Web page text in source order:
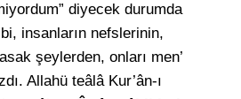
diyecek durumda
insanların nefslerinin,
şeylerden, onları men’
Allahü teâlâ Kur’ân-ı